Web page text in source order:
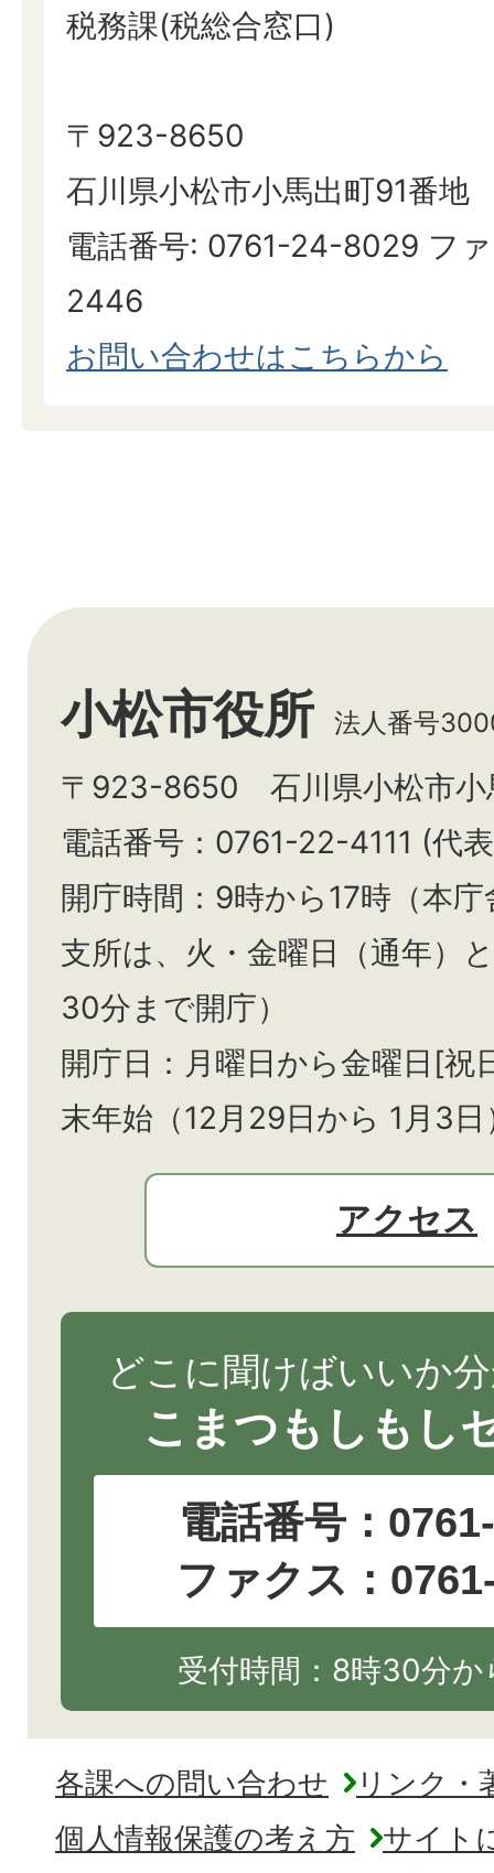
税務課(税総合窓口)
〒923-8650
石川県小松市小馬出町91番地
電話番号: 0761-24-8029 フ
2446
お問い合わせはこちらから
小松市役所 法人番号
〒923-8650 石川県小松市小
電話番号：0761-22-4111 (代
開庁時間：9時から17時（本
支所は、火・金曜日（通年）と
30分まで開庁）
開庁日：月曜日から金曜日[祝
末年始（12月29日から 1月3
アクセス
どこに聞けばいいか
こまつもしもし
電話番号：
ファクス：
受付時間：8時30分
各課への問い合わせ
リンク・
個人情報保護の考え方
サイト